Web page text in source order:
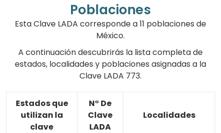
Poblaciones
Esta Clave LADA corresponde a 11 poblaciones de
México.
A continuación descubrirás la lista completa de
estados, localidades y poblaciones asignadas a la
Clave LADA 773.
Estados que
utilizan la
clave
N° De
Clave
LADA
Localidades